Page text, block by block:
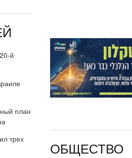
й
план
трех
ОБЩЕСТВО